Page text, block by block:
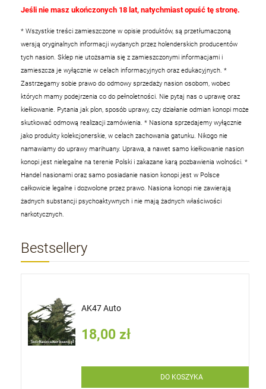
Jeśli nie masz ukończonych 18 lat, natychmiast opuść tę stronę.
* Wszystkie treści zamieszczone w opisie produktów, są przetłumaczoną
wersją oryginalnych informacji wydanych przez holenderskich producentów
tych nasion. Sklep nie utożsamia się z zamieszczonymi informacjami i
zamieszcza je wyłącznie w celach informacyjnych oraz edukacyjnych. *
Zastrzegamy sobie prawo do odmowy sprzedaży nasion osobom, wobec
których mamy podejrzenia co do pełnoletności. Nie pytaj nas o uprawę oraz
kiełkowanie. Pytania jak plon, sposób uprawy, czy działanie odmian konopi może
skutkować odmową realizacji zamówienia. * Nasiona sprzedajemy wyłącznie
jako produkty kolekcjonerskie, w celach zachowania gatunku. Nikogo nie
namawiamy do uprawy marihuany. Uprawa, a nawet samo kiełkowanie nasion
konopi jest nielegalne na terenie Polski i zakazane karą pozbawienia wolności. *
Handel nasionami oraz samo posiadanie nasion konopi jest w Polsce
całkowicie legalne i dozwolone przez prawo. Nasiona konopi nie zawierają
żadnych substancji psychoaktywnych i nie mają żadnych właściwości
narkotycznych.
Bestsellery
AK47 Auto
18,00 zł
DO KOSZYKA